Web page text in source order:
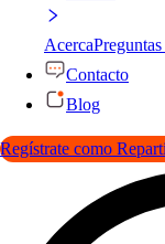
Acerca
Contacto
Blog
Regístrate como